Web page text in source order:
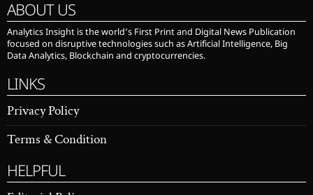
ABOUT US
Analytics Insight is the world’s First Print and Digital News Publication
focused on disruptive technologies such as Artificial Intelligence, Big
Data Analytics, Blockchain and cryptocurrencies.
LINKS
Privacy Policy
Terms & Condition
HELPFUL